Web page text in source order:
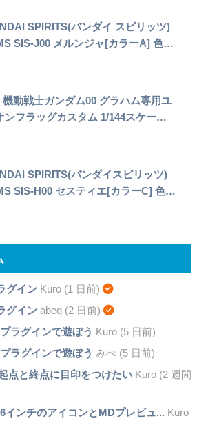
SPIRITS(バンダイ スピリッツ)
SIS-J00 メルンジャ[カラーA] 色…
機動戦士ガンダム00 グラハム専用ユ
ンフラッグカスタム 1/144スケー…
SPIRITS(バンダイスピリッツ)
SIS-H00 セスティエ[カラーC] 色…
グインKuro (1 日前)
グインabeq (2 日前)
ラグインで遊ぼう Kuro (5 日前)
ラグインで遊ぼう みぺ (5 日前)
点と終点に目印をつけたいKuro (2 週間
インチのアイコンとMDプレビュ... Kuro